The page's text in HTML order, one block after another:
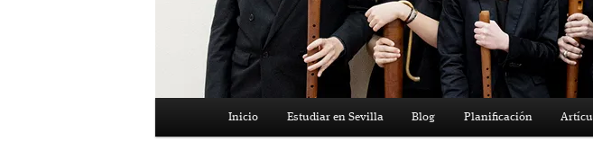
Inicio Estudiar en Sevilla Blog Planificación